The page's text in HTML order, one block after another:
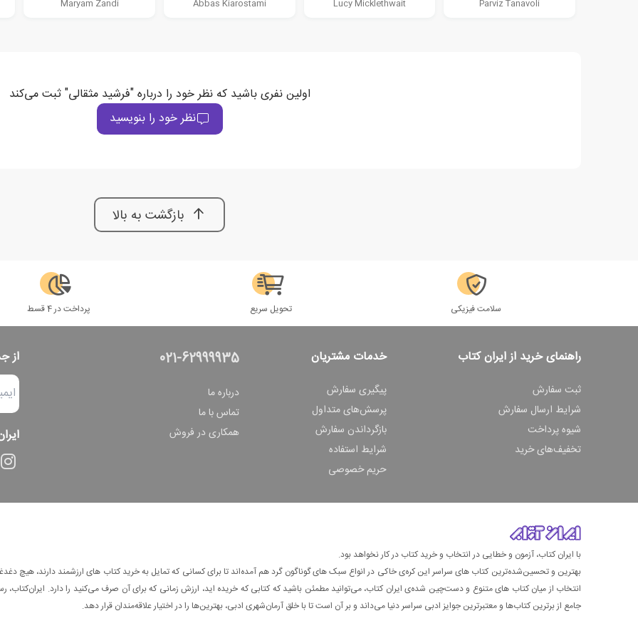
Parviz Tanavoli
Lucy Micklethwait
Abbas Kiarostami
Maryam Zandi
اولین نفری باشید که نظر خود را درباره "فرشید مثقالی" ثبت می‌کند
نظر خود را بنویسید
بازگشت به بالا
سلامت فیزیکی تحویل سریع پرداخت در 4 قسط
راهنمای خرید از ایران کتاب
ثبت سفارش
شرایط ارسال سفارش
شیوه پرداخت
تخفیف‌های خرید
خدمات مشتریان
پیگیری سفارش
پرسش‌های متداول
بازگرداندن سفارش
شرایط استفاده
حریم خصوصی
021-62999935
درباره ما
تماس با ما
همکاری در فروش
از
با ایران کتاب، آزمون و خطایی در انتخاب و خرید کتاب در کار نخواهد بود.
بهترین و تحسین‌شده‌ترین کتاب‌ های سراسر این کره‌ی خاکی در انواع سبک های گوناگون گرد هم آمده‌اند تا برای کسانی که تمایل به خرید کتاب های ارزشمند دارند، هیچ
انتخاب از میان کتاب های متنوع و دست‌چین شده‌ی ایران کتاب، می‌توانید مطمئن باشید که کتابی که خریده اید، ارزش زمانی که برای آن صرف می‌کنید را دارد. ایران‌کتاب،
جامع از برترین کتاب‌ها و معتبرترین جوایز ادبی سراسر دنیا می‌داند و بر آن است تا با خلق آرمان‌شهری ادبی، بهترین‌ها را در اختیار علاقه‌مندان قرار دهد.